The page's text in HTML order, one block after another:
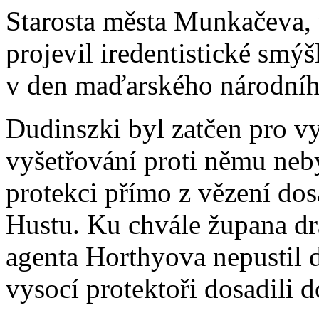
Starosta města
projevil iredentistické
v den maďarského
Dudinszki byl zatčen pro
vyšetřování proti němu
protekci přímo z vězení
Hustu. Ku chvále župana
agenta Horthyova nepustil
vysocí protektoři dosadili